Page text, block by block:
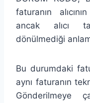
faturanın
ancak alıcı
dönülmediği
Bu durumdaki
aynı faturanın
Gönderilmeye